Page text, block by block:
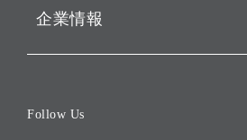
企業情報
Follow Us